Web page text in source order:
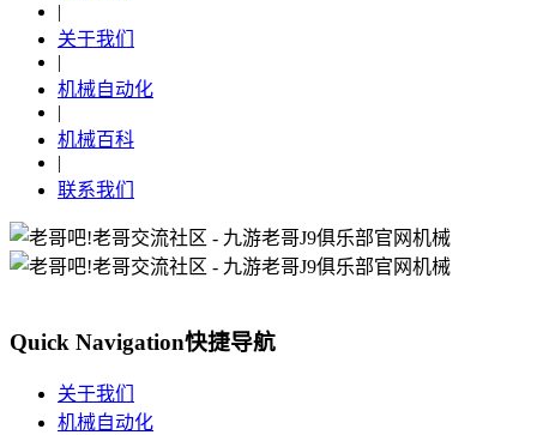
|
关于我们
|
机械自动化
|
机械百科
|
联系我们
Quick Navigation快捷导航
关于我们
机械自动化